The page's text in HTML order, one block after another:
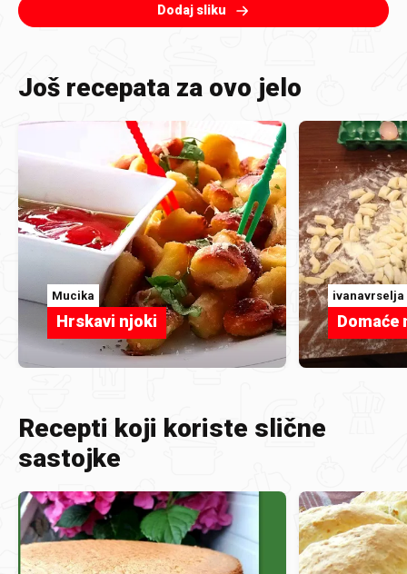
Dodaj sliku
Još recepata za ovo jelo
Mucika
Hrskavi njoki
ivanavrselja
Domaće
Recepti koji koriste slične
sastojke